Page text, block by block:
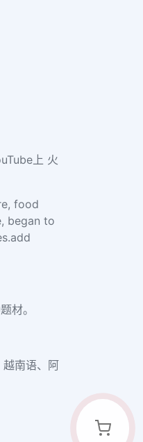
上 火
food
began to
材。
南语、阿